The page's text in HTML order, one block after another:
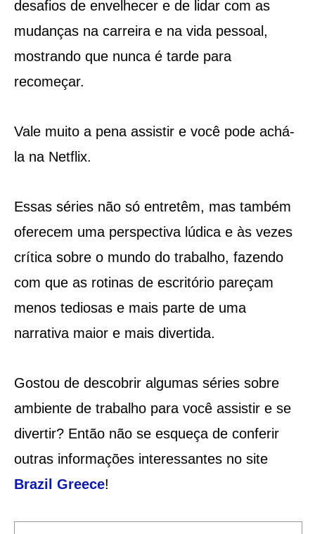
desafios de envelhecer e de lidar com as
mudanças na carreira e na vida pessoal,
mostrando que nunca é tarde para
recomeçar.
Vale muito a pena assistir e você pode achá-
la na Netflix.
Essas séries não só entretêm, mas também
oferecem uma perspectiva lúdica e às vezes
crítica sobre o mundo do trabalho, fazendo
com que as rotinas de escritório pareçam
menos tediosas e mais parte de uma
narrativa maior e mais divertida.
Gostou de descobrir algumas séries sobre
ambiente de trabalho para você assistir e se
divertir? Então não se esqueça de conferir
outras informações interessantes no site
Brazil Greece!